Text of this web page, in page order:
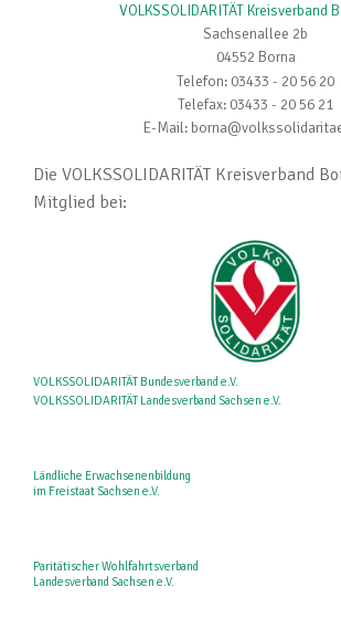
VOLKSSOLIDARITÄT Kreisverband
Sachsenallee 2b
04552 Borna
Telefon: 03433 - 20 56 20
Telefax: 03433 - 20 56 21
E-Mail:
Die VOLKSSOLIDARITÄT Kreisverband
Mitglied bei:
VOLKSSOLIDARITÄT Bundesverband e.V.
VOLKSSOLIDARITÄT Landesverband Sachsen e.V.
Ländliche Erwachsenenbildung
im Freistaat Sachsen e.V.
Paritätischer Wohlfahrtsverband
Landesverband Sachsen e.V.